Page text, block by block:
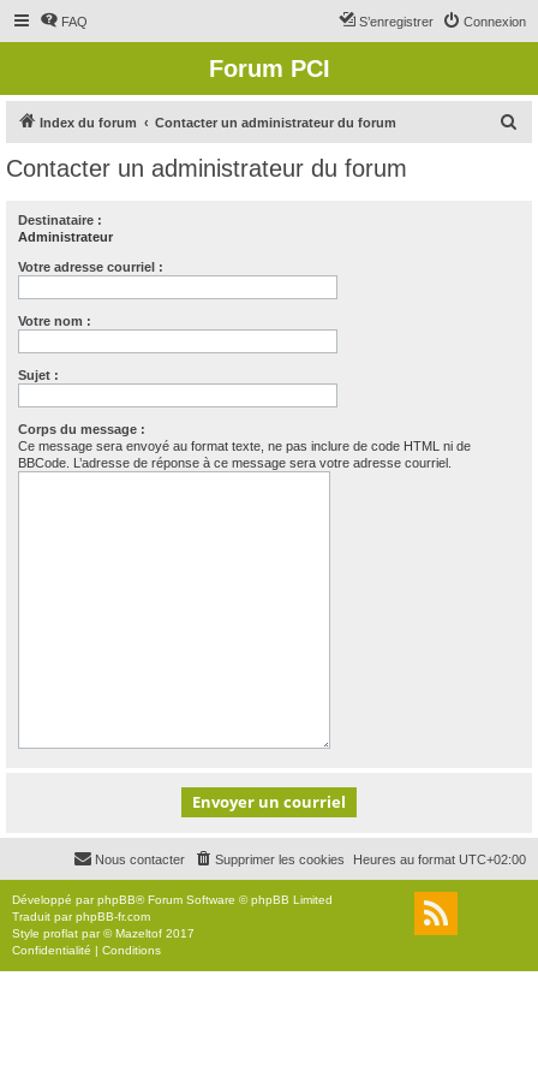
FAQ Connexion
S’enregistrer
Forum PCI
Index du forum Contacter un administrateur du forum
Contacter un administrateur du forum
Destinataire :
Administrateur
Votre adresse courriel :
Votre nom :
Sujet :
Corps du message :
Ce message sera envoyé au format texte, ne pas inclure de code HTML ni de
BBCode. L’adresse de réponse à ce message sera votre adresse courriel.
Heures au format UTC+02:00
Supprimer les cookies
Nous contacter
Développé parphpBB® Forum Software © phpBB Limited
Traduit parphpBB-fr.com
Style proflat par ©Mazeltof 2017
Confidentialité | Conditions